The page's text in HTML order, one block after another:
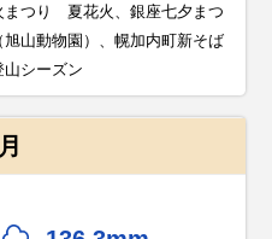
まつり 夏花火、銀座七夕まつ
山動物園）、幌加内町新そば
シーズン